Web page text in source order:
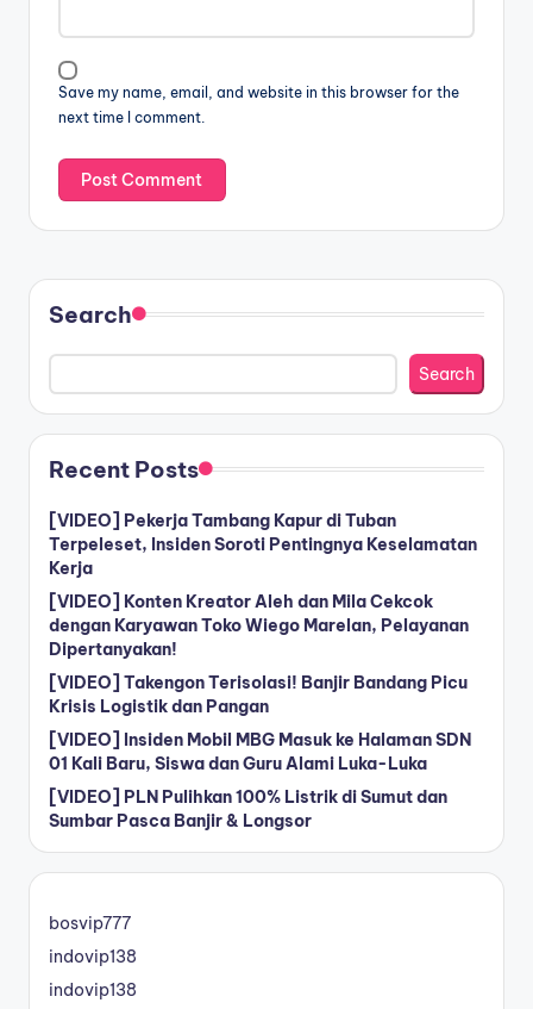
Save my name, email, and website in this browser for the
next time I comment.
Search
Search
Recent Posts
[VIDEO] Pekerja Tambang Kapur di Tuban
Terpeleset, Insiden Soroti Pentingnya Keselamatan
Kerja
[VIDEO] Konten Kreator Aleh dan Mila Cekcok
dengan Karyawan Toko Wiego Marelan, Pelayanan
Dipertanyakan!
[VIDEO] Takengon Terisolasi! Banjir Bandang Picu
Krisis Logistik dan Pangan
[VIDEO] Insiden Mobil MBG Masuk ke Halaman SDN
01 Kali Baru, Siswa dan Guru Alami Luka-Luka
[VIDEO] PLN Pulihkan 100% Listrik di Sumut dan
Sumbar Pasca Banjir & Longsor
bosvip777
indovip138
indovip138